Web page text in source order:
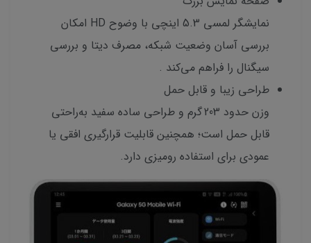
نمایشگر لمسی 5.3 اینچی با وضوح HD امکان
بررسی آسان وضعیت شبکه، مصرف دیتا و بررسی
سیگنال را فراهم می‌کند .
طراحی زیبا و قابل حمل
وزن حدود 203 گرم و طراحی ساده سفید به‌راحتی
قابل حمل است؛ همچنین قابلیت قرارگیری افقی یا
عمودی برای استفاده رومیزی دارد.